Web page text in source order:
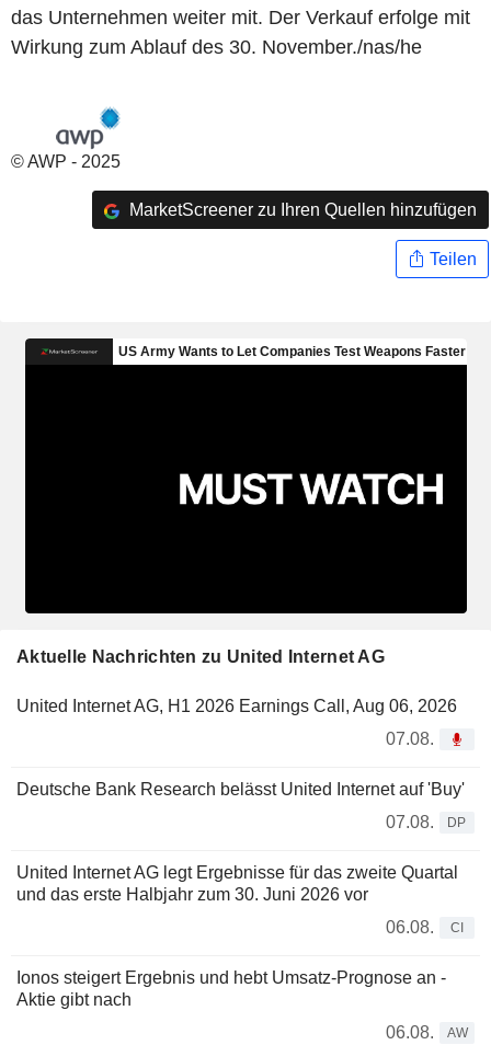
das Unternehmen weiter mit. Der Verkauf erfolge mit
Wirkung zum Ablauf des 30. November./nas/he
© AWP - 2025
MarketScreener zu Ihren Quellen hinzufügen
Teilen
Aktuelle Nachrichten zu United Internet AG
United Internet AG, H1 2026 Earnings Call, Aug 06, 2026
07.08.
Deutsche Bank Research belässt United Internet auf 'Buy'
07.08.
DP
United Internet AG legt Ergebnisse für das zweite Quartal
und das erste Halbjahr zum 30. Juni 2026 vor
06.08.
CI
Ionos steigert Ergebnis und hebt Umsatz-Prognose an -
Aktie gibt nach
06.08.
AW